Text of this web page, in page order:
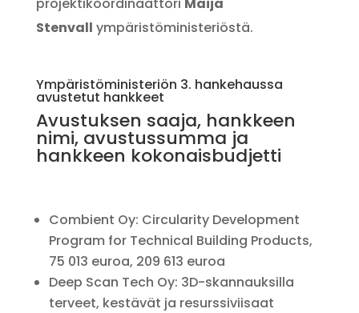
Stenvall ympäristöministeriöstä.
Ympäristöministeriön 3. hankehaussa
avustetut hankkeet
Avustuksen saaja, hankkeen
nimi, avustussumma ja
hankkeen kokonaisbudjetti
Combient Oy: Circularity Development
Program for Technical Building Products,
75 013 euroa, 209 613 euroa
Deep Scan Tech Oy: 3D-skannauksilla
terveet, kestävät ja resurssiviisaat